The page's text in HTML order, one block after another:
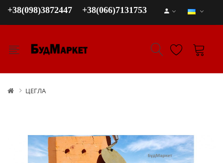
+38(098)3872447 +38(066)7131753
ЦЕГЛА